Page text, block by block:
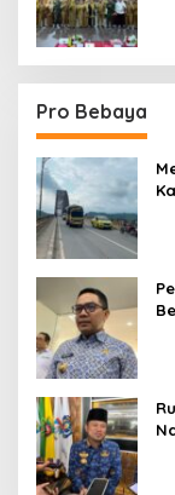
Pro Bebaya